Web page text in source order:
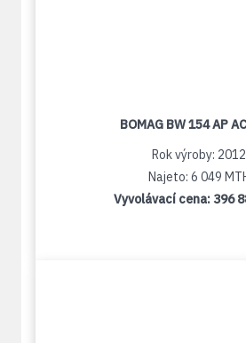
BOMAG BW 154 AP
Rok výroby: 2012
Najeto: 6 049
Vyvolávací cena: 396